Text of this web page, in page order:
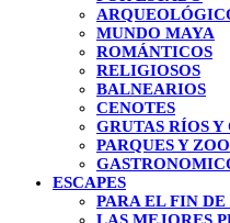
MUNDO MAYA
ROMÁNTICOS
RELIGIOSOS
BALNEARIOS
CENOTES
GRUTAS RÍOS Y
PARQUES Y
ESCAPES
PARA EL FIN DE